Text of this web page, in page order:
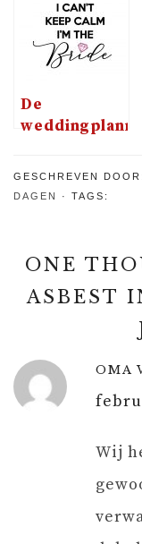
voorkomen
De
musthave
voor als je
GESCHREVEN DOOR:
DAGEN
TAGS:
ONE
ASBEST
OMA
Wij